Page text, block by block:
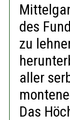
des
zu
aller
Das